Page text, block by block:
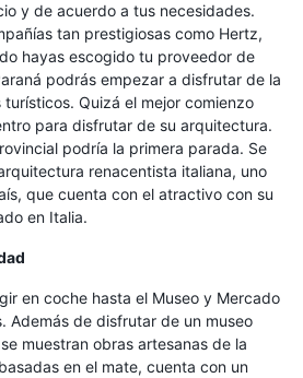
y de acuerdo a tus necesidades.
tan prestigiosas como Hertz,
hayas escogido tu proveedor de
podrás empezar a disfrutar de la
Quizá el mejor comienzo
para disfrutar de su arquitectura.
podría la primera parada. Se
renacentista italiana, uno
que cuenta con el atractivo con su
en Italia.
en coche hasta el Museo y Mercado
Además de disfrutar de un museo
muestran obras artesanas de la
en el mate, cuenta con un